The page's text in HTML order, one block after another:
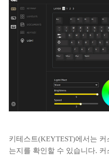
키테스트(KEYTEST)에서는
는지를 확인할 수 있습니다. 커